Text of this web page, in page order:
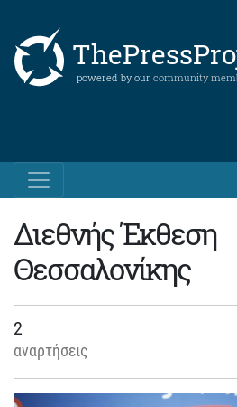
powered by our community
Διεθνής Έκθεση
Θεσσαλονίκης
2
αναρτήσεις